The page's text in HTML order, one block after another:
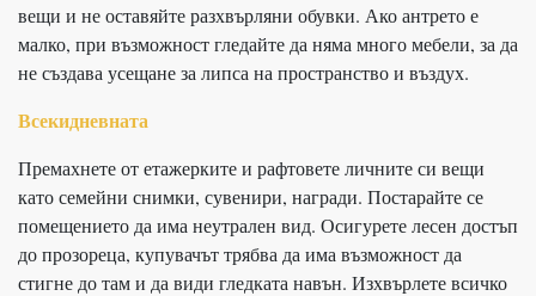
вещи и не оставяйте разхвърляни обувки. Ако антрето е
малко, при възможност гледайте да няма много мебели, за да
не създава усещане за липса на пространство и въздух.
Всекидневната
Премахнете от етажерките и рафтовете личните си вещи
като семейни снимки, сувенири, награди. Постарайте се
помещението да има неутрален вид. Осигурете лесен достъп
до прозореца, купувачът трябва да има възможност да
стигне до там и да види гледката навън. Изхвърлете всичко